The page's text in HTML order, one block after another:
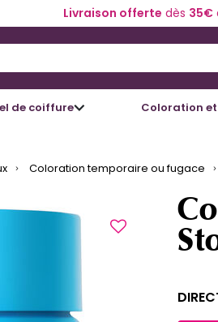
Livraison offerte dès 35€
de coiffure Coloration
Coloration temporaire ou fugace